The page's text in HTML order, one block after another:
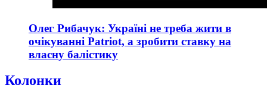
Олег Рибачук: Україні не треба жити в
очікуванні Patriot, а зробити ставку на
власну балістику
Колонки